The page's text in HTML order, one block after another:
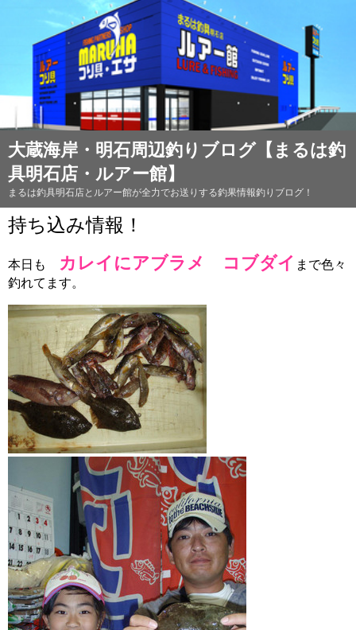
大蔵海岸・明石周辺釣りブログ【まるは釣
具明石店・ルアー館】
まるは釣具明石店とルアー館が全力でお送りする釣果情報釣りブログ！
持ち込み情報！
本日も カレイにアブラメ コブダイ まで色々
釣れてます。